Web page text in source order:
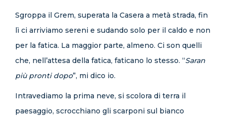
Sgroppa il Grem, superata la Casera a metà strada, fin
lì ci arriviamo sereni e sudando solo per il caldo e non
per la fatica. La maggior parte, almeno. Ci son quelli
che, nell’attesa della fatica, faticano lo stesso. “Saran
più pronti dopo”, mi dico io.
Intravediamo la prima neve, si scolora di terra il
paesaggio, scrocchiano gli scarponi sul bianco